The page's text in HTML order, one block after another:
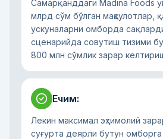
Самарқанддаги Madina Foods
млрд сўм бўлган маҳсулотлар,
ускуналарни омборда
сценарийда совутиш тизими
800 млн сўмлик зарар
Ечим:
Лекин максимал эҳтимолий
суғурта деярли бутун